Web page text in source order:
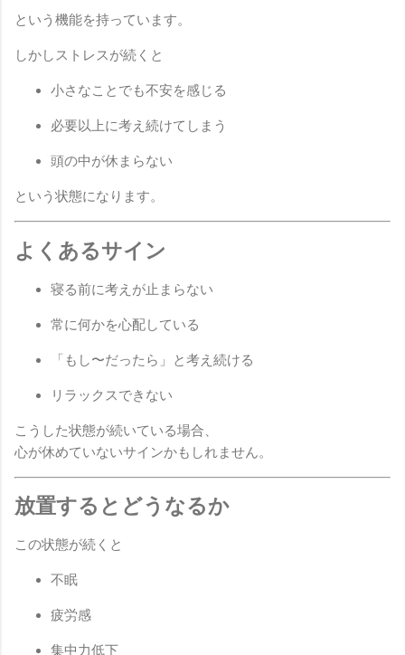
という機能を持っています。
しかしストレスが続くと
小さなことでも不安を感じる
必要以上に考え続けてしまう
頭の中が休まらない
という状態になります。
よくあるサイン
寝る前に考えが止まらない
常に何かを心配している
「もし〜だったら」と考え続ける
リラックスできない
こうした状態が続いている場合、
心が休めていないサインかもしれません。
放置するとどうなるか
この状態が続くと
不眠
疲労感
集中力低下